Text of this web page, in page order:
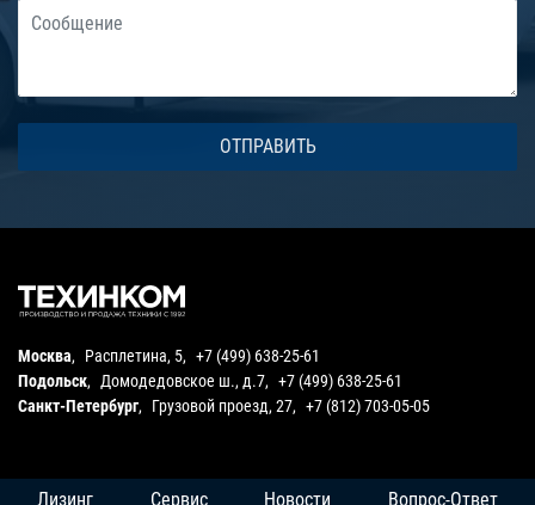
Москва, Расплетина, 5, +7 (499) 638-25-61
Подольск, Домодедовское ш., д.7, +7 (499) 638-25-61
Санкт-Петербург, Грузовой проезд, 27, +7 (812) 703-05-05
Лизинг Сервис Новости Вопрос-Ответ